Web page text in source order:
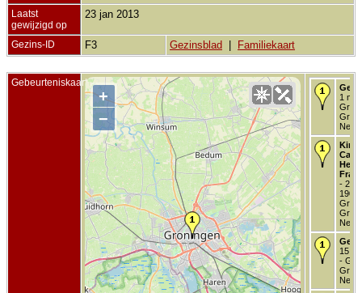
Laatst
gewijzigd op
23 jan 2013
Gezins-ID F3 Gezinsblad Familiekaart
Gebeurteniskaart
+
−
1 mrt
Kind
Carel
- 24
1908
15
-